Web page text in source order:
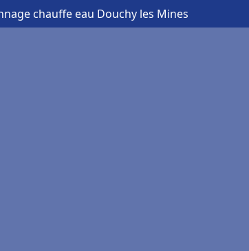
chauffe eau Douchy les Mines